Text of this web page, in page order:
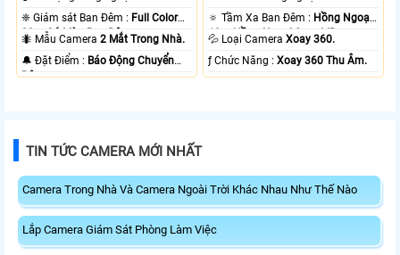
❈ Giám sát Ban Đêm : Full Color
20m Có Màu Ban Ðêm.
🐜 Mẫu Camera2 Mắt Trong Nhà.
️🔔 Đặt Điểm : Báo Động Chuyển
Động.
🔅 Tầm Xa Ban Đêm : Hồng Ngoại
10m Hồng Ngoại Smart IR.
💦 Loại CameraXoay 360.
️ƒ Chức Năng :Xoay 360 Thu Âm.
TIN TỨC CAMERA MỚI NHẤT
Camera Trong Nhà Và Camera Ngoài Trời Khác Nhau Như Thế Nào
Lắp Camera Giám Sát Phòng Làm Việc